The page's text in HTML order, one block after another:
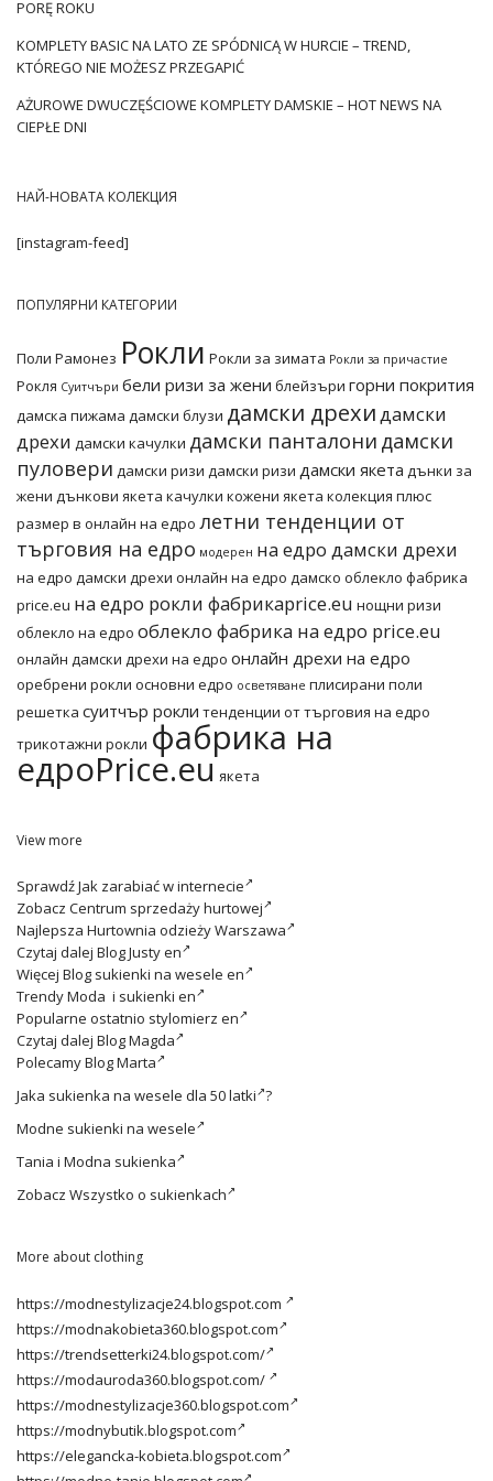
поводи и други елементи от гардероба. …
PORĘ ROKU
KOMPLETY BASIC NA LATO ZE SPÓDNICĄ W HURCIE – TREND,
KTÓREGO NIE MOŻESZ PRZEGAPIĆ
AŻUROWE DWUCZĘŚCIOWE KOMPLETY DAMSKIE – HOT NEWS NA
CIEPŁE DNI
НАЙ-НОВАТА КОЛЕКЦИЯ
[instagram-feed]
ПОПУЛЯРНИ КАТЕГОРИИ
Поли Рамонез Рокли Рокли за зимата Рокли за причастие
Рокля Суитчъри бели ризи за жени блейзъри горни покрития
дамска пижама дамски блузи дамски дрехидамски
дрехи дамски качулки дамски панталони дамски
пуловери дамски ризи дамски ризи дамски якета дънки за
жени дънкови якета качулки кожени якета колекция плюс
размер в онлайн на едро летни тенденции от
търговия на едро модерен на едро дамски дрехи
на едро дамски дрехи онлайн на едро дамско облекло фабрика
price.eu на едро рокли фабрикаprice.eu нощни ризи
облекло на едро облекло фабрика на едро price.eu
онлайн дамски дрехи на едро онлайн дрехи на едро
оребрени рокли основни едро осветяване плисирани поли
решетка суитчър рокли тенденции от търговия на едро
трикотажни рокли фабрика на
едроPrice.euякета
View more
SprawdźJak zarabiać w internecie
Zobacz Centrum sprzedaży hurtowej
Najlepsza Hurtownia odzieży Warszawa
Czytaj dalej Blog Justy en
Więcej Blog sukienki na wesele en
TrendyModa i sukienki en
Popularne ostatnio stylomierz en
Czytaj dalej Blog Magda
PolecamyBlog Marta
Jaka sukienka na wesele dla 50 latki ?
Modne sukienki na wesele
Tania i Modna sukienka
Zobacz Wszystko o sukienkach
More about clothing
https://modnestylizacje24.blogspot.com
https://modnakobieta360.blogspot.com
https://trendsetterki24.blogspot.com/
https://modauroda360.blogspot.com/
https://modnestylizacje360.blogspot.com
https://modnybutik.blogspot.com
https://elegancka-kobieta.blogspot.com